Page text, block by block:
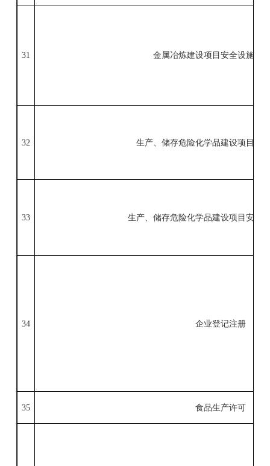
31 金属冶炼建设项目安全设施设
32 生产、储存危险化学品建设项目安
33 生产、储存危险化学品建设项目安全
34 企业登记注册
35 食品生产许可